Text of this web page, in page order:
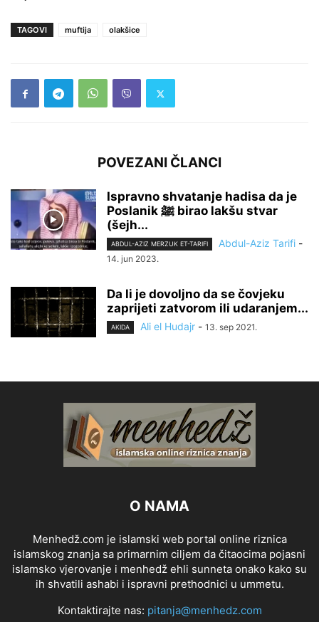
TAGOVI muftija olakšice
POVEZANI ČLANCI
Ispravno shvatanje hadisa da je
Poslanik ﷺ birao lakšu stvar
(šejh...
ABDUL-AZIZ MERZUK ET-TARIFI Abdul-Aziz Tarifi -
14. jun 2023.
Da li je dovoljno da se čovjeku
zaprijeti zatvorom ili udaranjem...
AKIDA Ali el Hudajr - 13. sep 2021.
O NAMA
Menhedž.com je islamski web portal online riznica
islamskog znanja sa primarnim ciljem da čitaocima pojasni
islamsko vjerovanje i menhedž ehli sunneta onako kako su
ih shvatili ashabi i ispravni prethodnici u ummetu.
Kontaktirajte nas: pitanja@menhedz.com